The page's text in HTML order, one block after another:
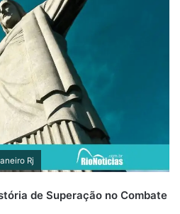
Rj
de Superação no Combate